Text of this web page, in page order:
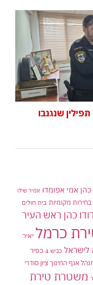
שנגנבו
אמי אפומדו אמיר שילו
בחירות מקומיות בית חולים
כהן ראש העיר
כרמל יאיר
לישראל כביש 4
כפיר
אגף החינוך ציון סודרי
משטרת טירת